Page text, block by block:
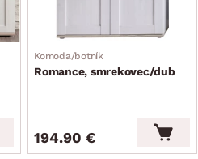
Komoda/botník
Romance, smrekovec/dub
194.90 €